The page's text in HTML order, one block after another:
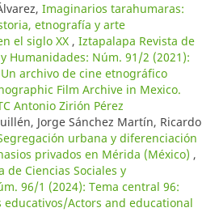
Imaginarios tarahumaras:
etnografía y arte
el siglo XX , Iztapalapa Revista de
Humanidades: Núm. 91/2 (2021):
archivo de cine etnográfico
Film Archive in Mexico.
Antonio Zirión Pérez
Jorge Sánchez Martín, Ricardo
urbana y diferenciación
privados en Mérida (México) ,
de Ciencias Sociales y
96/1 (2024): Tema central 96:
educativos/Actors and educational